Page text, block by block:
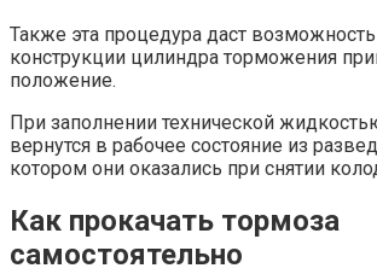
Также эта процедура даст
конструкции цилиндра торможения
положение.
При заполнении технической
вернутся в рабочее состояние из
котором они оказались при снятии
Как прокачать тормоза
самостоятельно